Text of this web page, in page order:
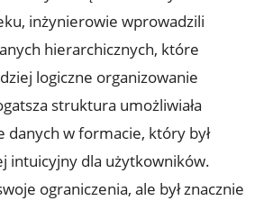
inżynierowie wprowadzili
hierarchicznych, które
logiczne organizowanie
struktura umożliwiała
⁢danych‍ w‍ formacie, który ‌był
intuicyjny ⁢dla ⁤użytkowników.⁣
ograniczenia,‌ ale był znacznie